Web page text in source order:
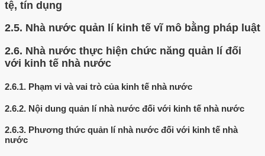
tệ, tín dụng
2.5. Nhà nước quản lí kinh tế vĩ mô bằng pháp luật
2.6. Nhà nước thực hiện chức năng quản lí đối
với kinh tế nhà nước
2.6.1. Phạm vi và vai trò của kinh tế nhà nước
2.6.2. Nội dung quản lí nhà nước đối với kinh tế nhà nước
2.6.3. Phương thức quản lí nhà nước đối với kinh tế nhà
nước